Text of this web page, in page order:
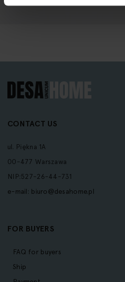
CONTACT US
ul. Piękna 1A
00-477 Warszawa
NIP:527-26-44-731
e-mail: biuro@desahome.pl
FOR BUYERS
FAQ for buyers
Ship